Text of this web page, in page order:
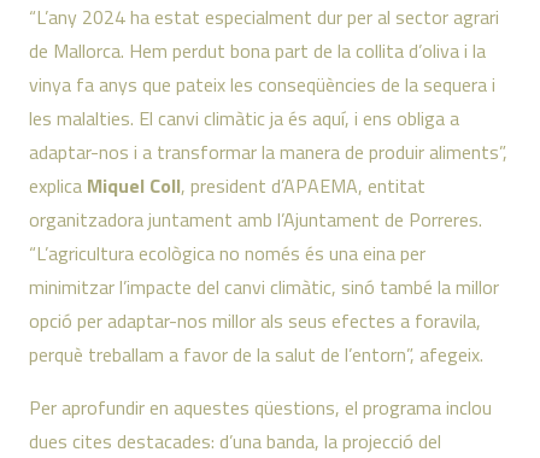
“L’any 2024 ha estat especialment dur per al sector agrari
de Mallorca. Hem perdut bona part de la collita d’oliva i la
vinya fa anys que pateix les conseqüències de la sequera i
les malalties. El canvi climàtic ja és aquí, i ens obliga a
adaptar-nos i a transformar la manera de produir aliments”,
explica Miquel Coll, president d’APAEMA, entitat
organitzadora juntament amb l’Ajuntament de Porreres.
“L’agricultura ecològica no només és una eina per
minimitzar l’impacte del canvi climàtic, sinó també la millor
opció per adaptar-nos millor als seus efectes a foravila,
perquè treballam a favor de la salut de l’entorn”, afegeix.
Per aprofundir en aquestes qüestions, el programa inclou
dues cites destacades: d’una banda, la projecció del